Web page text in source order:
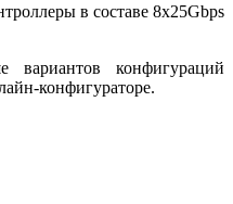
в составе 8x25Gbps
конфигураций
конфигураторе.